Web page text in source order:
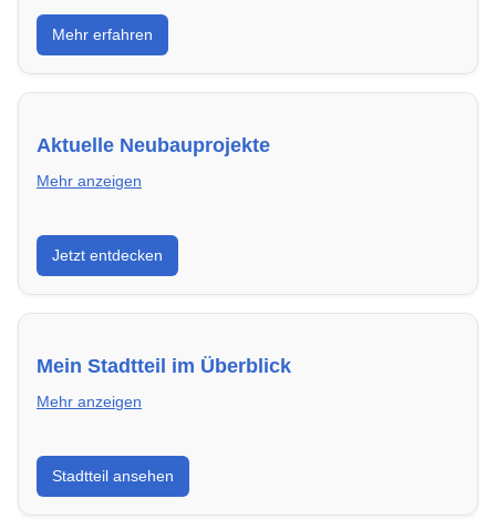
Erfahre, welche Nebenkosten rechtmäßig sind und
wie du deine monatliche Belastung optimieren
kannst.
Mehr erfahren
Aktuelle Neubauprojekte
Mehr anzeigen
Entdecke Neubauprojekte in Ulm – modern,
energieeffizient und sofort bezugsfertig.
Jetzt entdecken
Mein Stadtteil im Überblick
Mehr anzeigen
Erfahre mehr über deinen Stadtteil in Ulm:
Lebensqualität, Verkehrsanbindung, Schulen,
Freizeitmöglichkeiten und Mietpreise.
Stadtteil ansehen